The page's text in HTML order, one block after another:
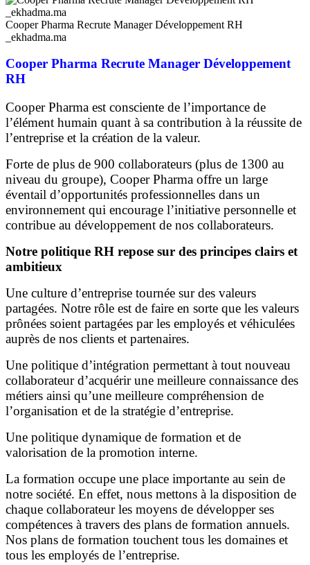
Cooper Pharma Recrute Manager Développement RH
_ekhadma.ma
Cooper Pharma Recrute Manager Développement
RH
Cooper Pharma est consciente de l’importance de
l’élément humain quant à sa contribution à la réussite de
l’entreprise et la création de la valeur.
Forte de plus de 900 collaborateurs (plus de 1300 au
niveau du groupe), Cooper Pharma offre un large
éventail d’opportunités professionnelles dans un
environnement qui encourage l’initiative personnelle et
contribue au développement de nos collaborateurs.
Notre politique RH repose sur des principes clairs et
ambitieux
Une culture d’entreprise tournée sur des valeurs
partagées. Notre rôle est de faire en sorte que les valeurs
prônées soient partagées par les employés et véhiculées
auprès de nos clients et partenaires.
Une politique d’intégration permettant à tout nouveau
collaborateur d’acquérir une meilleure connaissance des
métiers ainsi qu’une meilleure compréhension de
l’organisation et de la stratégie d’entreprise.
Une politique dynamique de formation et de
valorisation de la promotion interne.
La formation occupe une place importante au sein de
notre société. En effet, nous mettons à la disposition de
chaque collaborateur les moyens de développer ses
compétences à travers des plans de formation annuels.
Nos plans de formation touchent tous les domaines et
tous les employés de l’entreprise.